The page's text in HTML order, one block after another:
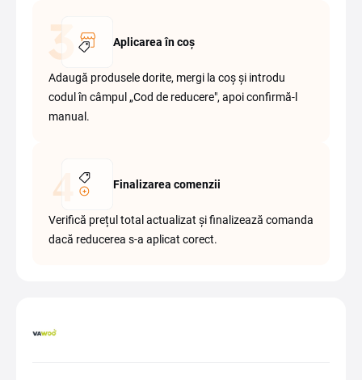
Aplicarea în coș
Adaugă produsele dorite, mergi la coș și introdu
codul în câmpul „Cod de reducere", apoi confirmă-l
manual.
Finalizarea comenzii
Verifică prețul total actualizat și finalizează comanda
dacă reducerea s-a aplicat corect.